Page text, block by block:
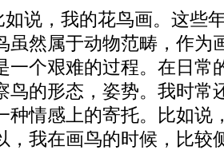
说，我的花鸟画。这些
虽然属于动物范畴，作为
一个艰难的过程。在日常
鸟的形态，姿势。我时常
种情感上的寄托。比如说
，我在画鸟的时候，比较